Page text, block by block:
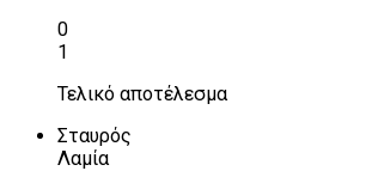
0
1
Τελικό αποτέλεσμα
Σταυρός
Λαμία